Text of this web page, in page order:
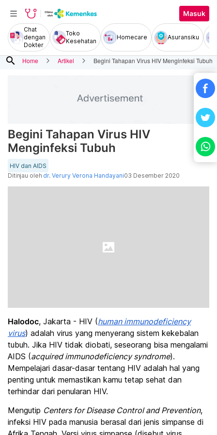
Masuk
Chat
dengan
Dokter
Toko
Kesehatan
Homecare Asuransiku
search Home Artikel Begini Tahapan Virus HIV Menginfeksi Tubuh
Begini Tahapan Virus HIV
Menginfeksi Tubuh
HIV dan AIDS
Ditinjau oleh dr. Verury Verona Handayani03 Desember 2020
Halodoc, Jakarta - HIV (human immunodeficiency
virus) adalah virus yang menyerang sistem kekebalan
tubuh. Jika HIV tidak diobati, seseorang bisa mengalami
AIDS (acquired immunodeficiency syndrome).
Mempelajari dasar-dasar tentang HIV adalah hal yang
penting untuk memastikan kamu tetap sehat dan
terhindar dari penularan HIV.
Mengutip Centers for Disease Control and Prevention,
infeksi HIV pada manusia berasal dari jenis simpanse di